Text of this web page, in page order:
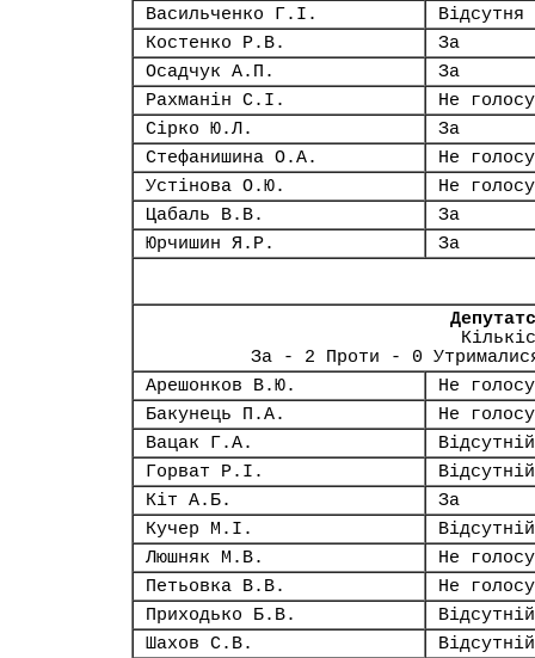
Васильченко Г.І.
Відсутня
Костенко Р.В.
За
Осадчук А.П.
За
Рахманін С.І.
Не
Сірко Ю.Л.
За
Стефанишина О.А.
Не
Устінова О.Ю.
Не
Цабаль В.В.
За
Юрчишин Я.Р.
За
За - 2 Проти - 0
Арешонков В.Ю.
Не
Бакунець П.А.
Не
Вацак Г.А.
Відсутній
Горват Р.І.
Відсутній
Кіт А.Б.
За
Кучер М.І.
Відсутній
Люшняк М.В.
Не
Петьовка В.В.
Не
Приходько Б.В.
Відсутній
Шахов С.В.
Відсутній